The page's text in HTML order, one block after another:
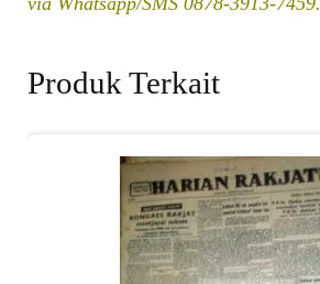
Produk Terkait